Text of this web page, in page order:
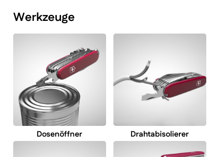
Werkzeuge
Dosenöffner Drahtabisolierer